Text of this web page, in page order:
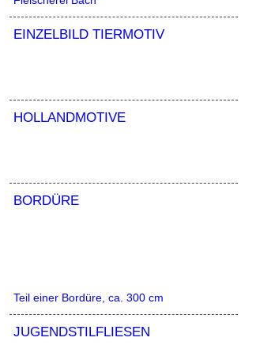
EINZELBILD TIERMOTIV
HOLLANDMOTIVE
BORDÜRE
Teil einer Bordüre, ca. 300 cm
JUGENDSTILFLIESEN